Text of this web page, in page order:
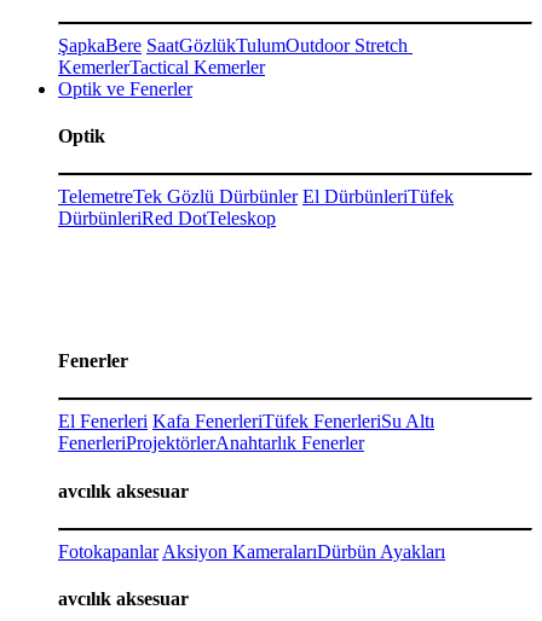
ŞapkaBere SaatGözlükTulumOutdoor Stretch
KemerlerTactical Kemerler
Optik ve Fenerler
Optik
TelemetreTek Gözlü Dürbünler El DürbünleriTüfek
DürbünleriRed DotTeleskop
Fenerler
El Fenerleri Kafa FenerleriTüfek FenerleriSu Altı
FenerleriProjektörlerAnahtarlık Fenerler
avcılık aksesuar
Fotokapanlar Aksiyon KameralarıDürbün Ayakları
avcılık aksesuar